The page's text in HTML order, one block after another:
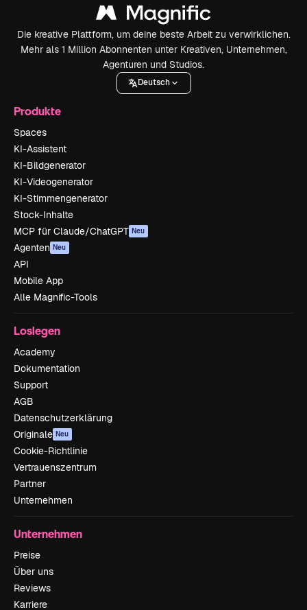
Die kreative Plattform, um deine beste Arbeit zu verwirklichen.
Mehr als 1 Million Abonnenten unter Kreativen, Unternehmen,
Agenturen und Studios.
Deutsch
Produkte
Spaces
KI-Assistent
KI-Bildgenerator
KI-Videogenerator
KI-Stimmengenerator
Stock-Inhalte
MCP für Claude/ChatGPT Neu
Agenten Neu
API
Mobile App
Alle Magnific-Tools
Loslegen
Academy
Dokumentation
Support
AGB
Datenschutzerklärung
Originale Neu
Cookie-Richtlinie
Vertrauenszentrum
Partner
Unternehmen
Unternehmen
Preise
Über uns
Reviews
Karriere